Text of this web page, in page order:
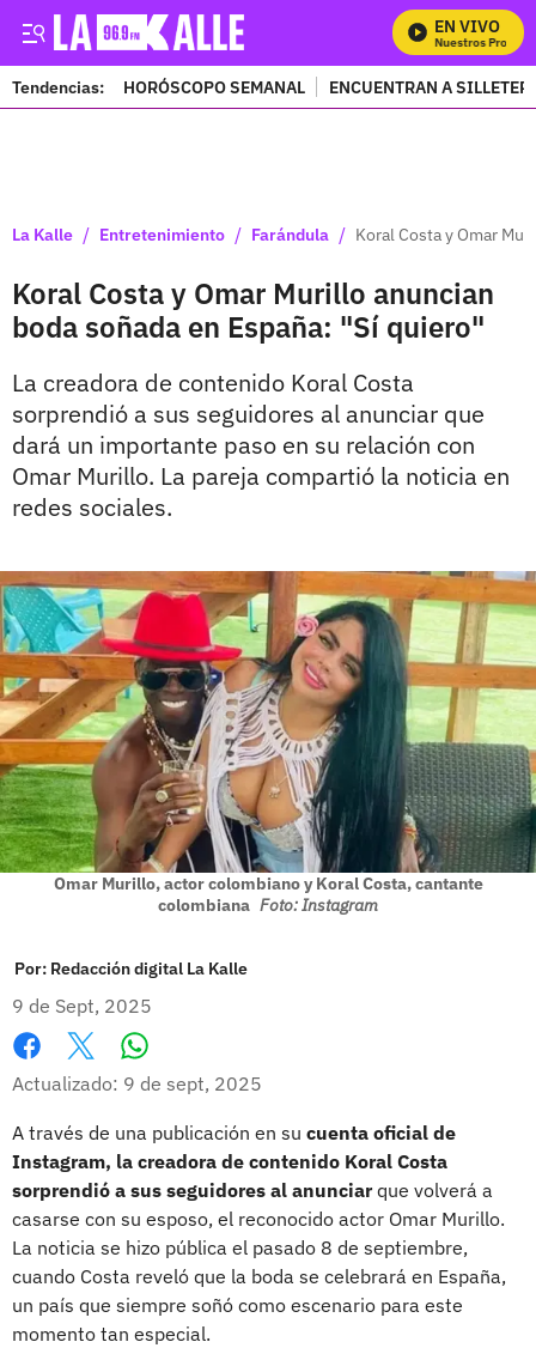
EN VIVO
Mira Todos Nuestros
Tendencias: HORÓSCOPO SEMANAL ENCUENTRAN A
La Kalle / Entretenimiento / Farándula / Koral Costa y Omar
Koral Costa y Omar Murillo anuncian
boda soñada en España: "Sí quiero"
La creadora de contenido Koral Costa
sorprendió a sus seguidores al anunciar que
dará un importante paso en su relación con
Omar Murillo. La pareja compartió la noticia en
redes sociales.
Omar Murillo, actor colombiano y Koral Costa, cantante
colombiana Foto: Instagram
Por: Redacción digital La Kalle
9 de Sept, 2025
Facebook
X
Actualizado: 9 de sept, 2025
A través de una publicación en su cuenta oficial de
Instagram, la creadora de contenido Koral Costa
sorprendió a sus seguidores al anunciarque volverá a
casarse con su esposo, el reconocido actor Omar Murillo.
La noticia se hizo pública el pasado 8 de septiembre,
cuando Costa reveló que la boda se celebrará en España,
un país que siempre soñó como escenario para este
momento tan especial.